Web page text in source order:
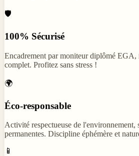
🛡️
100% Sécurisé
Encadrement par moniteur diplômé
complet. Profitez sans stress !
🌍
Éco-responsable
Activité respectueuse de l'environnement,
permanentes. Discipline éphémère et
📱